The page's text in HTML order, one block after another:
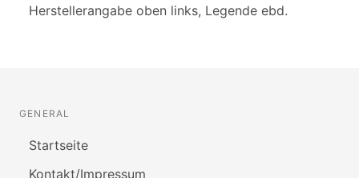
Herstellerangabe oben links, Legende ebd.
GENERAL
Startseite
Kontakt/Impressum